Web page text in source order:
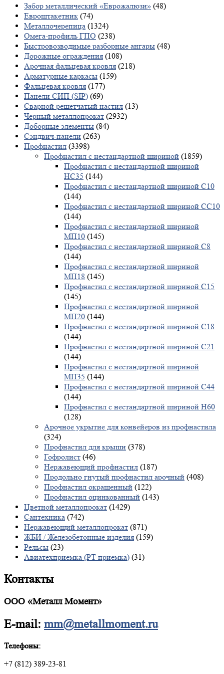
Забор металлический «Еврожалюзи» (48)
Евроштакетник (74)
Металлочерепица (1324)
Омега-профиль ГПО (238)
Быстровозводимые разборные ангары (48)
Дорожные ограждения (108)
Арочная фальцевая кровля (218)
Арматурные каркасы (159)
Фальцевая кровля (177)
Панели СИП (SIP) (69)
Сварной решетчатый настил (13)
Черный металлопрокат (2932)
Доборные элементы (84)
Сэндвич-панели (263)
Профнастил (3398)
Профнастил с нестандартной шириной (1859)
Профнастил с нестандартной шириной
НС35 (144)
Профнастил с нестандартной шириной С10
(144)
Профнастил с нестандартной шириной СС10
(144)
Профнастил с нестандартной шириной
МП10 (145)
Профнастил с нестандартной шириной С8
(144)
Профнастил с нестандартной шириной
МП18 (145)
Профнастил с нестандартной шириной С15
(145)
Профнастил с нестандартной шириной
МП20 (144)
Профнастил с нестандартной шириной С18
(144)
Профнастил с нестандартной шириной С21
(144)
Профнастил с нестандартной шириной
МП35 (144)
Профнастил с нестандартной шириной С44
(144)
Профнастил с нестандартной шириной Н60
(128)
Арочное укрытие для конвейеров из профнастила
(324)
Профнастил для крыши (378)
Гофролист (46)
Нержавеющий профнастил (187)
Продольно гнутый профнастил арочный (408)
Профнастил окрашенный (122)
Профнастил оцинкованный (143)
Цветной металлопрокат (1429)
Сантехника (742)
Нержавеющий металлопрокат (871)
ЖБИ / Железобетонные изделия (159)
Рельсы (23)
Авиатехприемка (РТ приемка) (31)
Контакты
ООО «Металл Момент»
E-mail: mm@metallmoment.ru
Телефоны:
+7 (812) 389-23-81